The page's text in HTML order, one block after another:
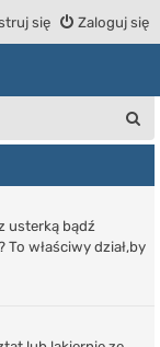
Zaloguj się
się
z
a
usterką bądź
właściwy dział,by